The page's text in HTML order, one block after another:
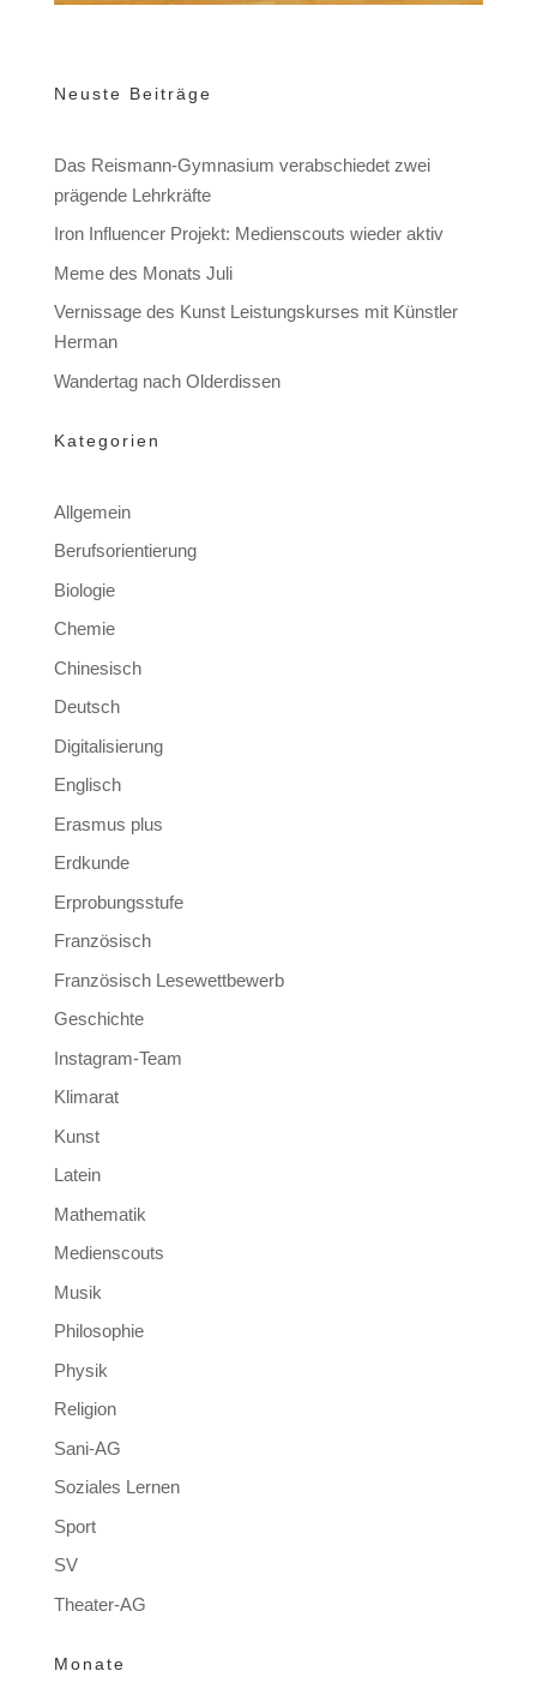
Neuste Beiträge
Das Reismann-Gymnasium verabschiedet zwei
prägende Lehrkräfte
Iron Influencer Projekt: Medienscouts wieder aktiv
Meme des Monats Juli
Vernissage des Kunst Leistungskurses mit Künstler
Herman
Wandertag nach Olderdissen
Kategorien
Allgemein
Berufsorientierung
Biologie
Chemie
Chinesisch
Deutsch
Digitalisierung
Englisch
Erasmus plus
Erdkunde
Erprobungsstufe
Französisch
Französisch Lesewettbewerb
Geschichte
Instagram-Team
Klimarat
Kunst
Latein
Mathematik
Medienscouts
Musik
Philosophie
Physik
Religion
Sani-AG
Soziales Lernen
Sport
SV
Theater-AG
Monate